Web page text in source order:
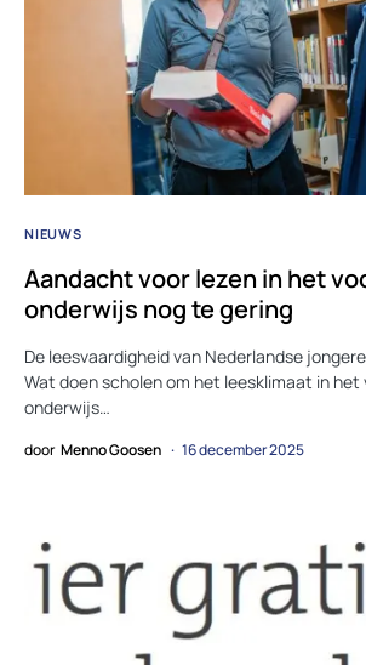
NIEUWS
Aandacht voor lezen in het
onderwijs nog te gering
De leesvaardigheid van Nederlandse
Wat doen scholen om het leesklimaat in
onderwijs…
door Menno Goosen 16 december 2025